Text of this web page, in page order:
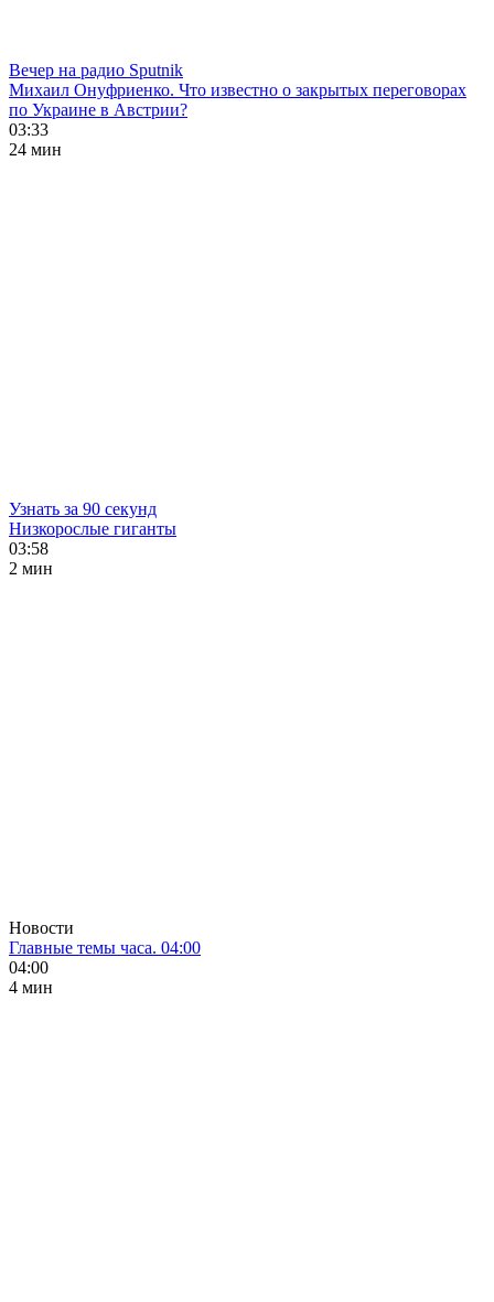
Вечер на радио Sputnik
Михаил Онуфриенко. Что известно о закрытых переговорах
по Украине в Австрии?
03:33
24 мин
Узнать за 90 секунд
Низкорослые гиганты
03:58
2 мин
Новости
Главные темы часа. 04:00
04:00
4 мин